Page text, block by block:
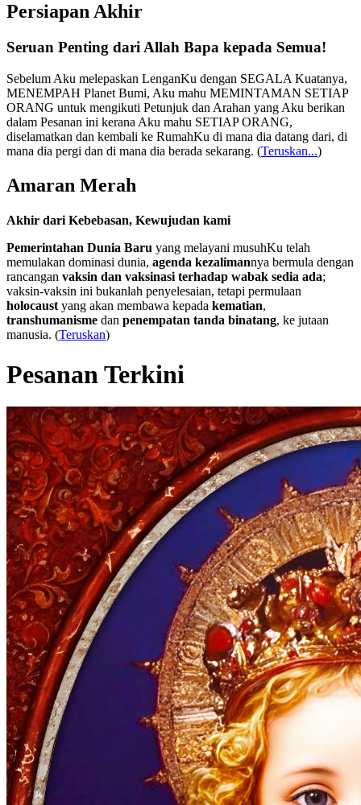
Persiapan Akhir
Seruan Penting dari Allah Bapa kepada Semua!
Sebelum Aku melepaskan LenganKu dengan SEGALA Kuatanya,
MENEMPAH Planet Bumi, Aku mahu MEMINTAMAN SETIAP
ORANG untuk mengikuti Petunjuk dan Arahan yang Aku berikan
dalam Pesanan ini kerana Aku mahu SETIAP ORANG,
diselamatkan dan kembali ke RumahKu di mana dia datang dari, di
mana dia pergi dan di mana dia berada sekarang. (Teruskan...)
Amaran Merah
Akhir dari Kebebasan, Kewujudan kami
Pemerintahan Dunia Baru yang melayani musuhKu telah
memulakan dominasi dunia, agenda kezalimannya bermula dengan
rancangan vaksin dan vaksinasi terhadap wabak sedia ada;
vaksin-vaksin ini bukanlah penyelesaian, tetapi permulaan
holocaust yang akan membawa kepada kematian,
transhumanisme dan penempatan tanda binatang, ke jutaan
manusia. (Teruskan)
Pesanan Terkini